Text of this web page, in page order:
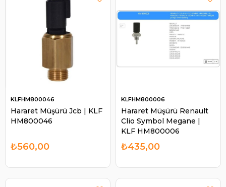
Hararet Müşürü Jcb | KLF
HM800046
KLFHM800046
₺560,00
Hararet Müşürü Renault
Clio Symbol Megane |
KLF HM800006
KLFHM800006
₺435,00